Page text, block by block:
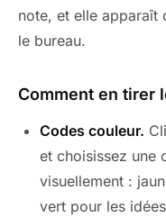
note, et elle apparaît
le bureau.
Comment en tirer
Codes couleur.
et choisissez une
visuellement :
vert pour les